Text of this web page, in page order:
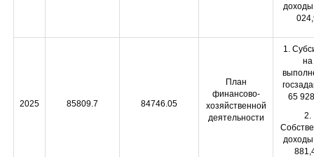
2025 85809.7 84746.05
План
финансово-
хозяйственной
деятельности
1.
на
65
2.